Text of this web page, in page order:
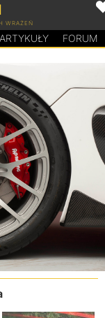
WRAŻEŃ
ARTYKUŁY FORUM